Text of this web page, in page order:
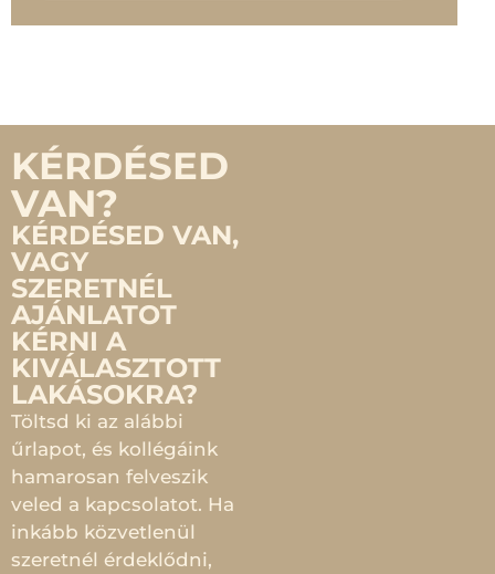
KÉRDÉSED
VAN?
KÉRDÉSED VAN,
VAGY
SZERETNÉL
AJÁNLATOT
KÉRNI A
KIVÁLASZTOTT
LAKÁSOKRA?
Töltsd ki az alábbi
űrlapot, és kollégáink
hamarosan felveszik
veled a kapcsolatot. Ha
inkább közvetlenül
szeretnél érdeklődni,